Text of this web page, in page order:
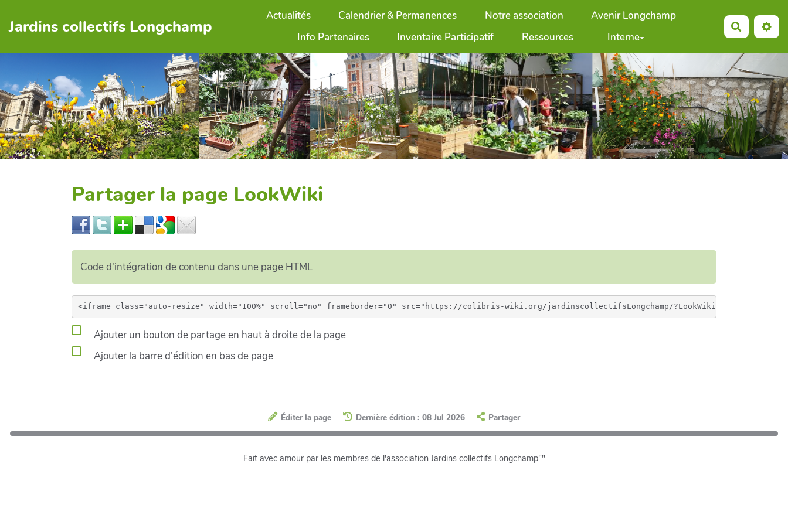
Jardins collectifs Longchamp
Actualités Calendrier & Permanences Notre association
Avenir Longchamp
Info Partenaires
Inventaire Participatif Ressources Interne
Partager la page LookWiki
Code d'intégration de contenu dans une page HTML
Ajouter un bouton de partage en haut à droite de la page
Ajouter la barre d'édition en bas de page
Éditer la page Dernière édition : 08 Jul 2026 Partager
Fait avec amour par les membres de l'association Jardins collectifs Longchamp""